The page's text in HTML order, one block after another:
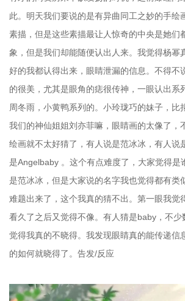
此。明天我们要说的是有异曲同工之妙的手绘
素描，但是这些素描最让人惊奇的中央是她们
象，但是我们却能随便认出人来。我觉得杨幂
好的我都认得出来，眼睛泄漏的信息。不得不
的很美，尤其是眼角的痣很传神，一眼认出系
周冬雨，小黄鸭系列的。小玲珑巧的妹子，比
我们的神仙姐姐刘亦菲嘛，眼睛画的太像了，
绘画就不太好猜了，有人说是范冰冰，有人说
是Angelbaby 。这个有点难度了，大家觉得是
是范冰冰，但是大家说的名字我也觉得都有类
难题出来了，这个我真的猜不出。第一眼我觉
看久了之后又觉得不像。有人猜是baby，不
觉得我真的不晓得。我发现眼睛真的能传递信
的如何就晓得了。告发/反应